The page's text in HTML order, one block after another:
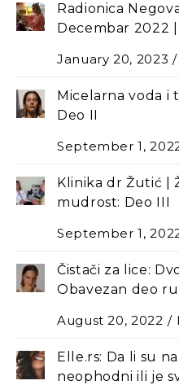
Radionica
Decembar 2022
January 20, 2023
Micelarna voda i
Deo II
September 1,
Klinika dr Žutić |
mudrost: Deo III
September 1,
Čistači za lice:
Оbavezan deo
August 20, 2022
Elle.rs: Da li su
neophodni ili je